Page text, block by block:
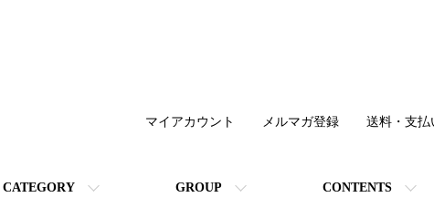
CATEGORY GROUP CONTENTS
マイアカウント メルマガ登録 送料・支払